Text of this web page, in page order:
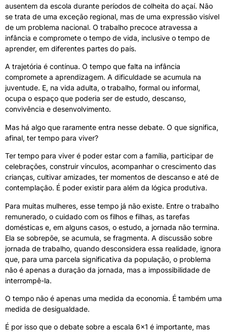
ausentem da escola durante períodos de colheita do açaí. Não
se trata de uma exceção regional, mas de uma expressão visível
de um problema nacional. O trabalho precoce atravessa a
infância e compromete o tempo de vida, inclusive o tempo de
aprender, em diferentes partes do país.
A trajetória é contínua. O tempo que falta na infância
compromete a aprendizagem. A dificuldade se acumula na
juventude. E, na vida adulta, o trabalho, formal ou informal,
ocupa o espaço que poderia ser de estudo, descanso,
convivência e desenvolvimento.
Mas há algo que raramente entra nesse debate. O que significa,
afinal, ter tempo para viver?
Ter tempo para viver é poder estar com a família, participar de
celebrações, construir vínculos, acompanhar o crescimento das
crianças, cultivar amizades, ter momentos de descanso e até de
contemplação. É poder existir para além da lógica produtiva.
Para muitas mulheres, esse tempo já não existe. Entre o trabalho
remunerado, o cuidado com os filhos e filhas, as tarefas
domésticas e, em alguns casos, o estudo, a jornada não termina.
Ela se sobrepõe, se acumula, se fragmenta. A discussão sobre
jornada de trabalho, quando desconsidera essa realidade, ignora
que, para uma parcela significativa da população, o problema
não é apenas a duração da jornada, mas a impossibilidade de
interrompê-la.
O tempo não é apenas uma medida da economia. É também uma
medida de desigualdade.
É por isso que o debate sobre a escala 6×1 é importante, mas